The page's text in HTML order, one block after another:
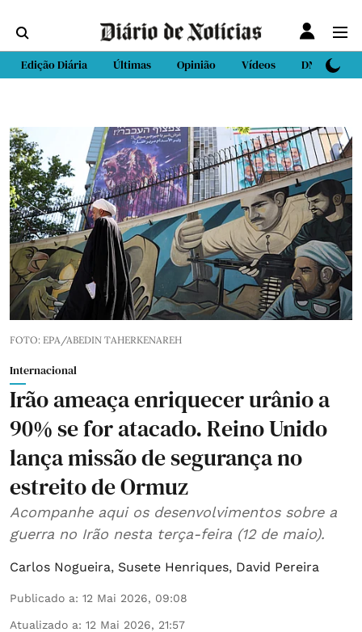
Edição Diária Últimas Opinião Vídeos DN Sport
FOTO: EPA/ABEDIN TAHERKENAREH
Internacional
Irão ameaça enriquecer urânio a
90% se for atacado. Reino Unido
lança missão de segurança no
estreito de Ormuz
Acompanhe aqui os desenvolvimentos sobre a
guerra no Irão nesta terça-feira (12 de maio).
Carlos Nogueira, Susete Henriques, David Pereira
Publicado a: 12 Mai 2026, 09:08
Atualizado a: 12 Mai 2026, 21:57